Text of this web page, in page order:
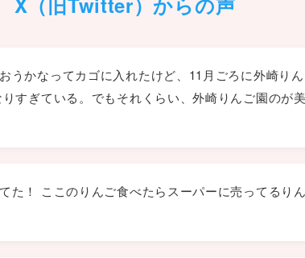
うかなってカゴに入れたけど、11月ごろに外崎り
すぎている。でもそれくらい、外崎りんご園のが
た！ ここのりんご食べたらスーパーに売ってるり